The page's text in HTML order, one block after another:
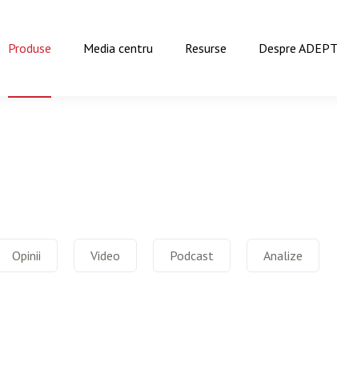
Produse Media centru Resurse Despre ADEPT
Opinii Video Podcast Analize